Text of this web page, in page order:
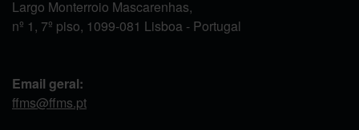
Largo Monterroio Mascarenhas,
nº 1, 7º piso, 1099-081 Lisboa - Portugal
Email geral:
ffms@ffms.pt